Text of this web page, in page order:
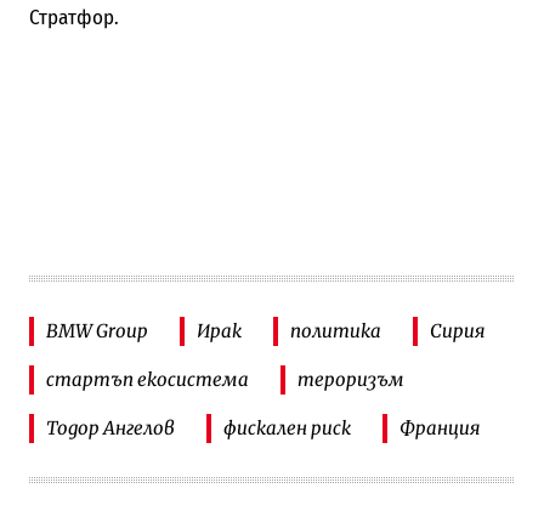
Стратфор.
BMW Group Ирак политика Сирия
стартъп екосистема тероризъм
Тодор Ангелов фискален риск Франция